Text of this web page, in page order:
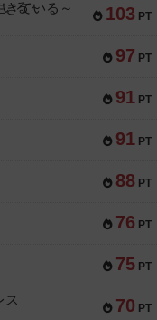
103 PT
ている～
97 PT
91 PT
91 PT
88 PT
76 PT
75 PT
70 PT
ス